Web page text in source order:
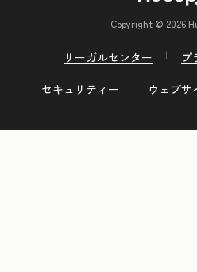
Copyright © 2026
リーガルセンター
プ
セキュリティー
ウェブサ